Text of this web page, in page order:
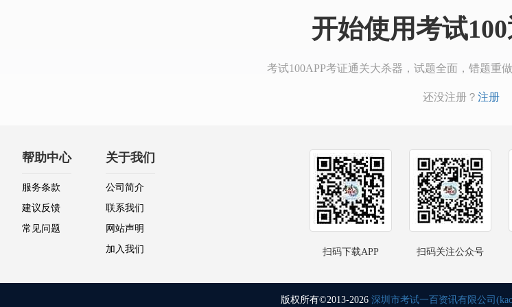
开始使用考试
考试100APP考证通关大杀器，试题全面，错题重
还没注册？ 注册
帮助中心
服务条款
建议反馈
常见问题
关于我们
公司简介
联系我们
网站声明
加入我们
扫码下载APP 扫码关注公众号
版权所有©2013-2026 深圳市考试一百资讯有限公司